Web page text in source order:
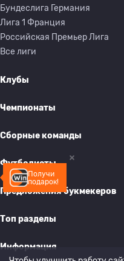
Получи
подарок!
Бундеслига Германия
Лига 1 Франция
Российская Премьер Лига
Все лиги
Клубы
Чемпионаты
Сборные команды
Футболисты
Предложения букмекеров
Топ разделы
Информация